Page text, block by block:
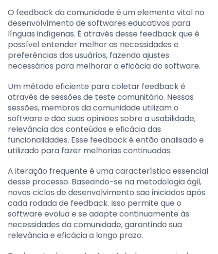
O feedback da comunidade é um elemento vital no
desenvolvimento de softwares educativos para
línguas indígenas. É através desse feedback que é
possível entender melhor as necessidades e
preferências dos usuários, fazendo ajustes
necessários para melhorar a eficácia do software.
Um método eficiente para coletar feedback é
através de sessões de teste comunitário. Nessas
sessões, membros da comunidade utilizam o
software e dão suas opiniões sobre a usabilidade,
relevância dos conteúdos e eficácia das
funcionalidades. Esse feedback é então analisado e
utilizado para fazer melhorias continuadas.
A iteração frequente é uma característica essencial
desse processo. Baseando-se na metodologia ágil,
novos ciclos de desenvolvimento são iniciados após
cada rodada de feedback. Isso permite que o
software evolua e se adapte continuamente às
necessidades da comunidade, garantindo sua
relevância e eficácia a longo prazo.